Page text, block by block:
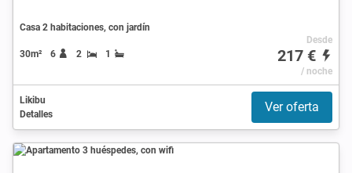
Casa 2 habitaciones, con jardín
30m² 6 2 1
Desde
217 €
/ noche
Likibu
Detalles
Ver oferta